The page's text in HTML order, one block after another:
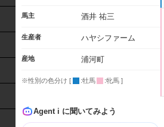
馬主 酒井 祐三
生産者 ハヤシファーム
産地 浦河町
※性別の色分け [ :牡馬 :牝馬 ]
Agent i に聞いてみよう